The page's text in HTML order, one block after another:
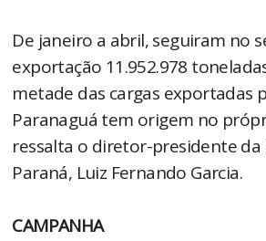
De janeiro a abril, seguiram no
exportação 11.952.978
metade das cargas exportadas
Paranaguá tem origem no
ressalta o diretor-presidente
Paraná, Luiz Fernando Garcia.
CAMPANHA